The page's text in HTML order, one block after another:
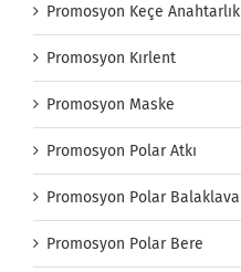
Promosyon Keçe Anahtarlık
Promosyon Kırlent
Promosyon Maske
Promosyon Polar Atkı
Promosyon Polar Balaklava
Promosyon Polar Bere